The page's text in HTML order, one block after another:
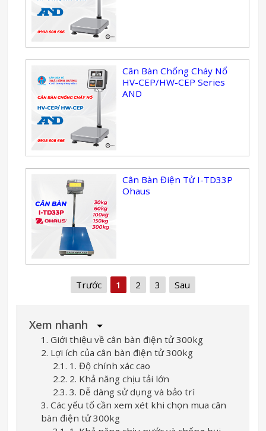
Cân Bàn Chống Cháy Nổ
HV-CEP/HW-CEP Series
AND
Cân Bàn Điện Tử I-TD33P
Ohaus
Trước 1 2 3 Sau
Xem nhanh
1. Giới thiệu về cân bàn điện tử 300kg
2. Lợi ích của cân bàn điện tử 300kg
2.1. 1. Độ chính xác cao
2.2. 2. Khả năng chịu tải lớn
2.3. 3. Dễ dàng sử dụng và bảo trì
3. Các yếu tố cần xem xét khi chọn mua cân
bàn điện tử 300kg